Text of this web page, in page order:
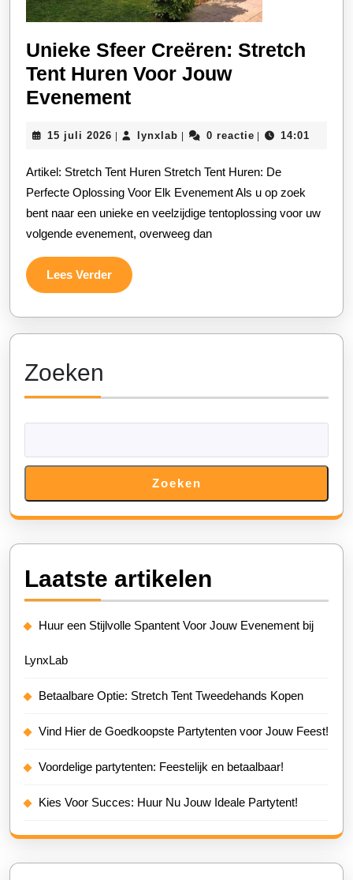
Unieke Sfeer Creëren: Stretch
Tent Huren Voor Jouw
EvenementUnieke
Creëren:
Stretch
Tent
Huren
Voor
Jouw
Evenement
15 juli 2026 15
| lynxlab lynxlab
| 0 reactie | 14:01
Artikel: Stretch Tent Huren Stretch Tent Huren: De
Perfecte Oplossing Voor Elk Evenement Als u op zoek
bent naar een unieke en veelzijdige tentoplossing voor uw
volgende evenement, overweeg dan
Lees VerderLees
Verder
Zoeken
Zoeken
Laatste artikelen
Huur een Stijlvolle Spantent Voor Jouw Evenement bij
LynxLab
Betaalbare Optie: Stretch Tent Tweedehands Kopen
Vind Hier de Goedkoopste Partytenten voor Jouw Feest!
Voordelige partytenten: Feestelijk en betaalbaar!
Kies Voor Succes: Huur Nu Jouw Ideale Partytent!